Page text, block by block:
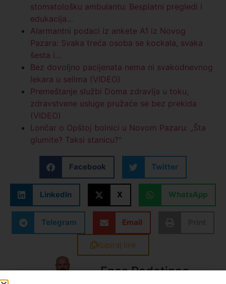
stomatološku ambulantu: Besplatni pregledi i
edukacija…
Alarmantni podaci iz ankete A1 iz Novog
Pazara: Svaka treća osoba se kockala, svaka
šesta i…
Bez dovoljno pacijenata nema ni svakodnevnog
lekara u selima (VIDEO)
Premeštanje službi Doma zdravlja u toku,
zdravstvene usluge pružaće se bez prekida
(VIDEO)
Lončar o Opštoj bolnici u Novom Pazaru: „Šta
glumite? Taksi stanicu?“
Facebook Twitter
LinkedIn X WhatsApp
Telegram Email
Kopiraj link
Enes Radetinac